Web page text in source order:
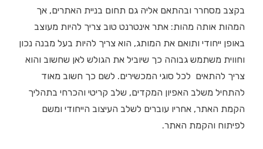
בקצב מסחרר ובהתאם אליה גם תחום בניית האתרים, אך
המהות אותה מהות: אתר אינטרנט טוב צריך להיות מעוצב
באופן ייחודי ותואם את המותג, הוא צריך להיות בעל מבנה נכון
וחווית משתמש גבוהה כך שיוביל את הגולש לאן שחשוב והוא
צריך להתאים לכל סוגי המכשירים. לשם כך חשוב מאוד
להתחיל משלב האפיון המקדים, שלב קריטי והכרחי בתהליך
הקמת האתר, אחריו עוברים לשלב העיצוב הייחודי ומשם
לפיתוח והקמת האתר.